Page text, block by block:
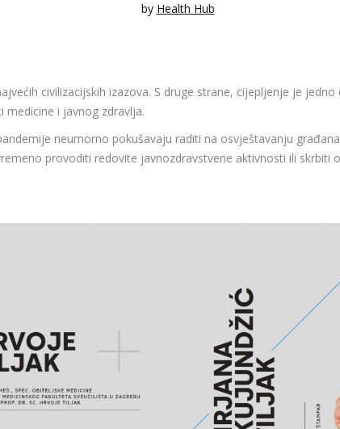
by Health Hub
civilizacijskih izazova. S druge strane, cijepljenje je
medicine i javnog zdravlja.
neumorno pokušavaju raditi na osvještavanju
provoditi redovite javnozdravstvene aktivnosti ili